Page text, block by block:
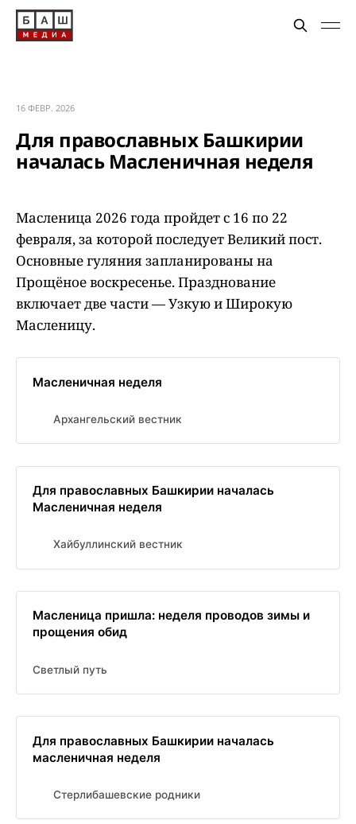
16 ФЕВР. 2026
Для православных Башкирии
началась Масленичная неделя
Масленица 2026 года пройдет с 16 по 22
февраля, за которой последует Великий пост.
Основные гуляния запланированы на
Прощёное воскресенье. Празднование
включает две части — Узкую и Широкую
Масленицу.
Масленичная неделя
Архангельский вестник
Для православных Башкирии началась
Масленичная неделя
Хайбуллинский вестник
Масленица пришла: неделя проводов зимы и
прощения обид
Светлый путь
Для православных Башкирии началась
масленичная неделя
Стерлибашевские родники